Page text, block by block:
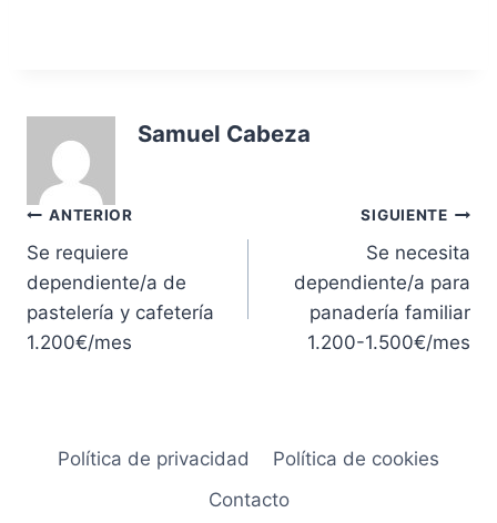
Samuel Cabeza
Navegación
de
entradas
ANTERIOR
Se requiere
dependiente/a de
pastelería y cafetería
1.200€/mes
SIGUIENTE
Se necesita
dependiente/a para
panadería familiar
1.200-1.500€/mes
Política de privacidad
Política de cookies
Contacto